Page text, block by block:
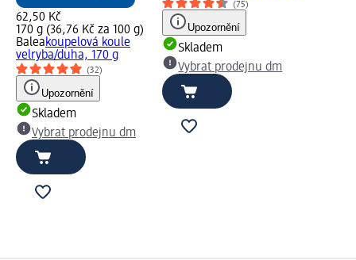
62,50 Kč
170 g (36,76 Kč za 100 g)
Baleakoupelová koule
velryba/duha, 170 g
(32)
Upozornění
Skladem
Vybrat prodejnu dm
(75)
Upozornění
Skladem
Vybrat prodejnu dm